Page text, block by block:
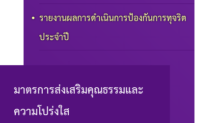
รายงานผลการดำเนินการป้องกันการทุจริต
ประจำปี
มาตรการส่งเสริมคุณธรรมและ
ความโปร่งใส